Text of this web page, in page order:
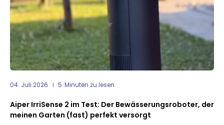
04. Juli 2026 5 Minuten zu lesen
Aiper IrriSense 2 im Test: Der Bewässerungsroboter, der
meinen Garten (fast) perfekt versorgt